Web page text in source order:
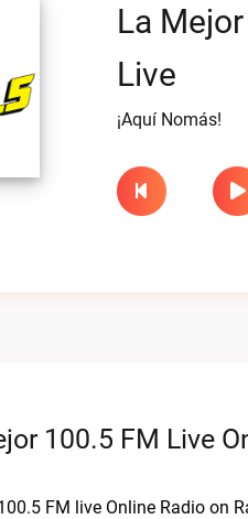
La
Live
¡Aquí Nomás!
100.5 FM Live
FM live Online Radio on